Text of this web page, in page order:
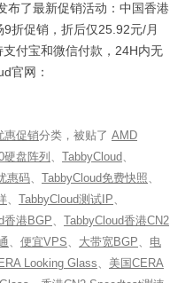
布了最新促销活动：中国香港
折促销，折后仅25.92元/月
付宝和微信付款，24H内无
官网：
惠促销分类，被贴了 AMD
硬盘阵列 、 TabbyCloud、
惠码、 TabbyCloud免费快照、
、 TabbyCloud测试IP、
香港BGP、 TabbyCloud香港CN2
、 便宜VPS、 大带宽BGP、 电
Looking Glass、 美国CERA